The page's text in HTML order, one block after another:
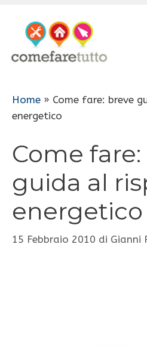
contenuto
Home » Come fare: breve
energetico
Come
guida al
energetico
15 Febbraio 2010 di Gianni